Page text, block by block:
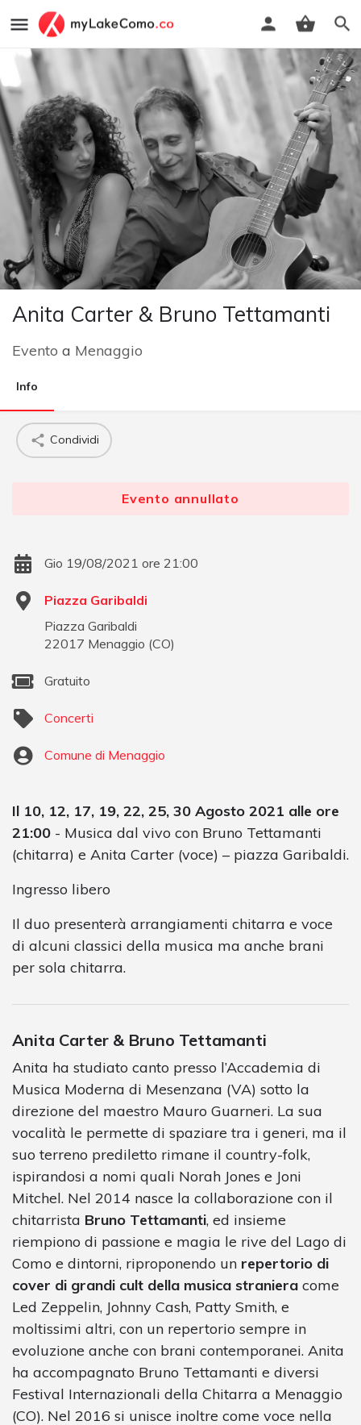
Anita Carter & Bruno Tettamanti
Evento a Menaggio
Info
Condividi
Evento annullato
Gio 19/08/2021 ore 21:00
Piazza Garibaldi
Piazza Garibaldi
22017 Menaggio (CO)
Gratuito
Concerti
Comune di Menaggio
Il 10, 12, 17, 19, 22, 25, 30 Agosto 2021 alle ore
21:00 - Musica dal vivo con Bruno Tettamanti
(chitarra) e Anita Carter (voce) – piazza Garibaldi.
Ingresso libero
Il duo presenterà arrangiamenti chitarra e voce
di alcuni classici della musica ma anche brani
per sola chitarra.
Anita Carter & Bruno Tettamanti
Anita ha studiato canto presso l’Accademia di
Musica Moderna di Mesenzana (VA) sotto la
direzione del maestro Mauro Guarneri. La sua
vocalità le permette di spaziare tra i generi, ma il
suo terreno prediletto rimane il country-folk,
ispirandosi a nomi quali Norah Jones e Joni
Mitchel. Nel 2014 nasce la collaborazione con il
chitarrista Bruno Tettamanti, ed insieme
riempiono di passione e magia le rive del Lago di
Como e dintorni, riproponendo un repertorio di
cover di grandi cult della musica straniera come
Led Zeppelin, Johnny Cash, Patty Smith, e
moltissimi altri, con un repertorio sempre in
evoluzione anche con brani contemporanei. Anita
ha accompagnato Bruno Tettamanti e diversi
Festival Internazionali della Chitarra a Menaggio
(CO). Nel 2016 si unisce inoltre come voce nella